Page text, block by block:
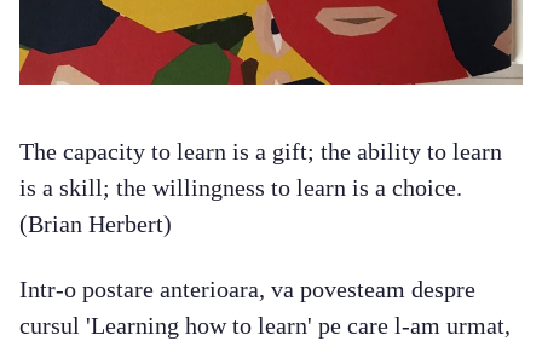
The capacity to learn is a gift; the ability to learn
is a skill; the willingness to learn is a choice.
(Brian Herbert)
Intr-o postare anterioara, va povesteam despre
cursul 'Learning how to learn' pe care l-am urmat,